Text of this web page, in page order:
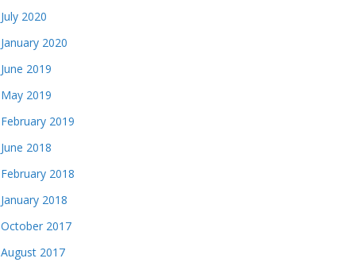
July 2020
January 2020
June 2019
May 2019
February 2019
June 2018
February 2018
January 2018
October 2017
August 2017